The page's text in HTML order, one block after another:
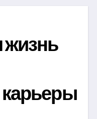
карьеры